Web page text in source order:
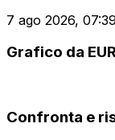
7 ago 2026,
Grafico da
Confronta e